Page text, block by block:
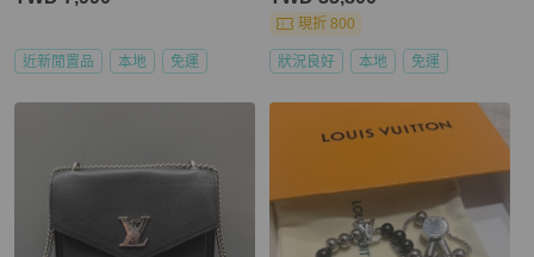
近新閒置品 本地 免運
現折 800
狀況良好 本地 免運